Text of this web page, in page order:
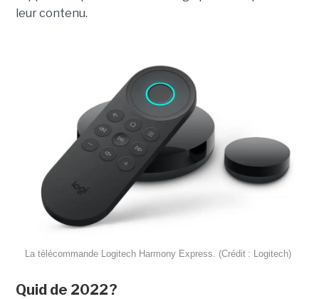
leur contenu.
La télécommande Logitech Harmony Express. (Crédit : Logitech)
Quid de 2022 ?